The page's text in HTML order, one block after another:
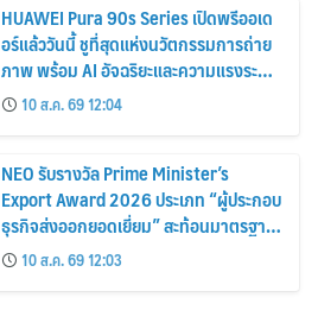
HUAWEI Pura 90s Series เปิดพรีออเด
อร์แล้ววันนี้ ชูที่สุดแห่งนวัตกรรมการถ่าย
ภาพ พร้อม AI อัจฉริยะและความแรงระดับ
5G Advanced
10 ส.ค. 69 12:04
NEO รับรางวัล Prime Minister’s
Export Award 2026 ประเภท “ผู้ประกอบ
ธุรกิจส่งออกยอดเยี่ยม” สะท้อนมาตรฐาน
การดำเนินธุรกิจ พร้อมยกระดับศักยภาพ
สินค้าไทยสู่ตลาดโลก
10 ส.ค. 69 12:03